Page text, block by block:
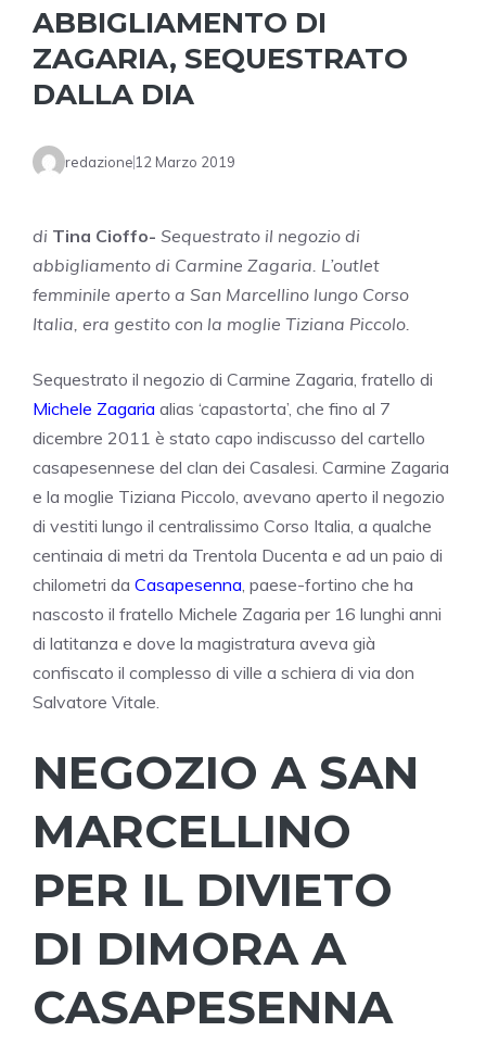
ABBIGLIAMENTO DI
ZAGARIA, SEQUESTRATO
DALLA DIA
redazione 12 Marzo 2019
di Tina Cioffo- Sequestrato il negozio di
abbigliamento di Carmine Zagaria. L’outlet
femminile aperto a San Marcellino lungo Corso
Italia, era gestito con la moglie Tiziana Piccolo.
Sequestrato il negozio di Carmine Zagaria, fratello di
Michele Zagaria alias ‘capastorta’, che fino al 7
dicembre 2011 è stato capo indiscusso del cartello
casapesennese del clan dei Casalesi. Carmine Zagaria
e la moglie Tiziana Piccolo, avevano aperto il negozio
di vestiti lungo il centralissimo Corso Italia, a qualche
centinaia di metri da Trentola Ducenta e ad un paio di
chilometri da Casapesenna, paese-fortino che ha
nascosto il fratello Michele Zagaria per 16 lunghi anni
di latitanza e dove la magistratura aveva già
confiscato il complesso di ville a schiera di via don
Salvatore Vitale.
NEGOZIO A SAN
MARCELLINO
PER IL DIVIETO
DI DIMORA A
CASAPESENNA